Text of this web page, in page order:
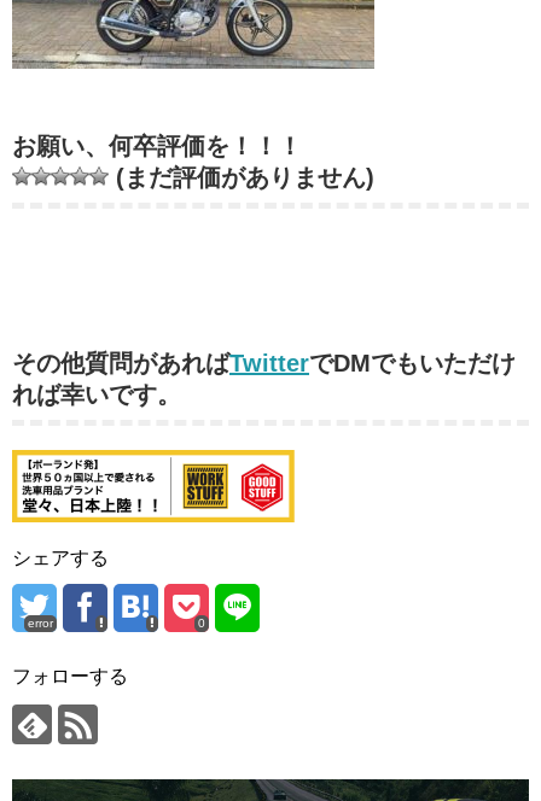
お願い、何卒評価を！！！
(まだ評価がありません)
その他質問があればTwitterでDMでもいただけ
れば幸いです。
シェアする
error 0
フォローする